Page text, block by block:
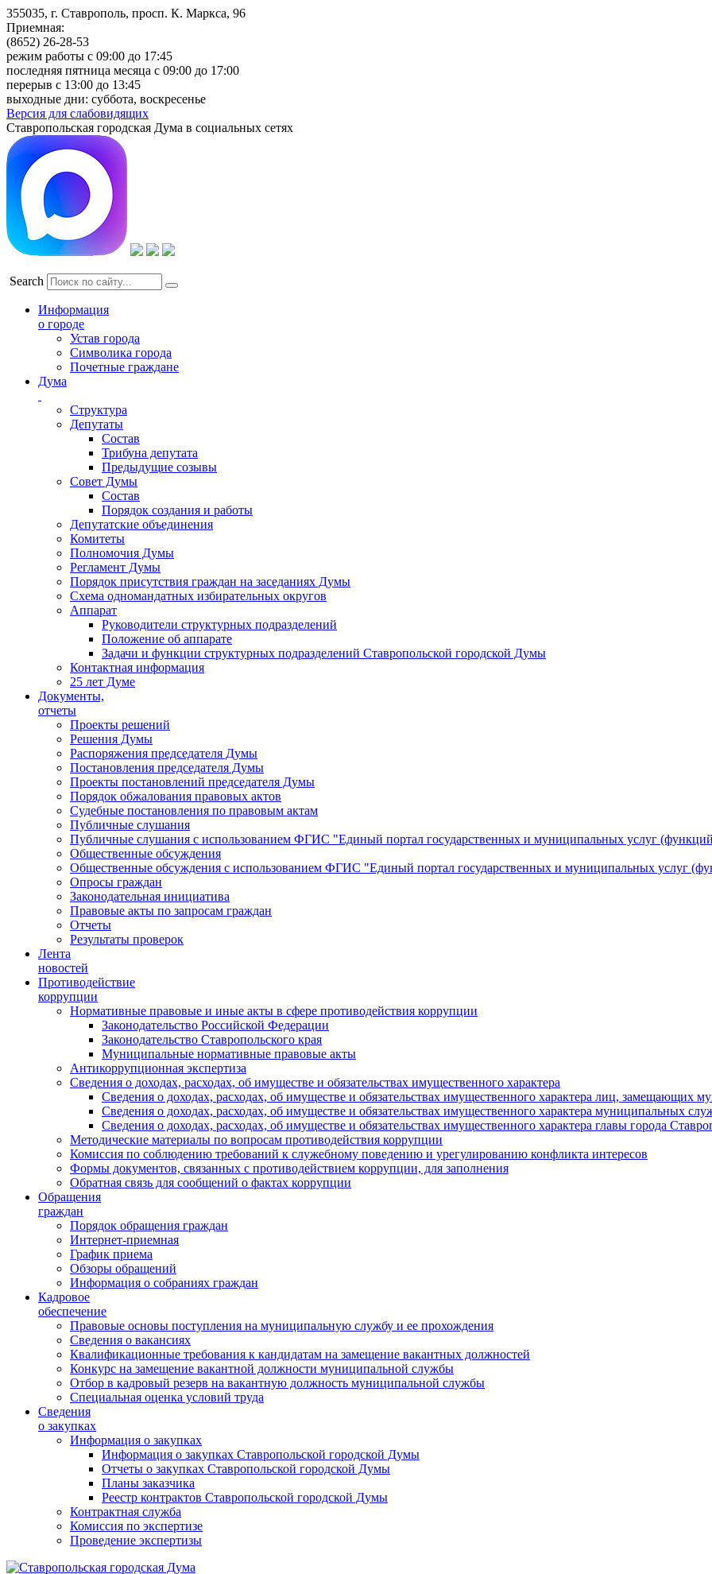
355035, г. Ставрополь, просп. К. Маркса, 96
Приемная:
(8652) 26-28-53
режим работы с 09:00 до 17:45
последняя пятница месяца с 09:00 до 17:00
перерыв с 13:00 до 13:45
выходные дни: суббота, воскресенье
Версия для слабовидящих
Ставропольская городская Дума в социальных сетях
Search
Информация
о городе
Устав города
Символика города
Почетные граждане
Дума
Структура
Депутаты
Состав
Трибуна депутата
Предыдущие созывы
Совет Думы
Состав
Порядок создания и работы
Депутатские объединения
Комитеты
Полномочия Думы
Регламент Думы
Порядок присутствия граждан на заседаниях Думы
Схема одномандатных избирательных округов
Аппарат
Руководители структурных подразделений
Положение об аппарате
Задачи и функции структурных подразделений Ставропольской городской Думы
Контактная информация
25 лет Думе
Документы,
отчеты
Проекты решений
Решения Думы
Распоряжения председателя Думы
Постановления председателя Думы
Проекты постановлений председателя Думы
Порядок обжалования правовых актов
Судебные постановления по правовым актам
Публичные слушания
Публичные слушания с использованием ФГИС "Единый портал государственных и муниципальных услуг
Общественные обсуждения
Общественные обсуждения с использованием ФГИС "Единый портал государственных и муниципальных услуг
Опросы граждан
Законодательная инициатива
Правовые акты по запросам граждан
Отчеты
Результаты проверок
Лента
новостей
Противодействие
коррупции
Нормативные правовые и иные акты в сфере противодействия коррупции
Законодательство Российской Федерации
Законодательство Ставропольского края
Муниципальные нормативные правовые акты
Антикоррупционная экспертиза
Сведения о доходах, расходах, об имуществе и обязательствах имущественного характера
Сведения о доходах, расходах, об имуществе и обязательствах имущественного характера лиц,
Сведения о доходах, расходах, об имуществе и обязательствах имущественного характера муниципальных
Сведения о доходах, расходах, об имуществе и обязательствах имущественного характера главы города
Методические материалы по вопросам противодействия коррупции
Комиссия по соблюдению требований к служебному поведению и урегулированию конфликта интересов
Формы документов, связанных с противодействием коррупции, для заполнения
Обратная связь для сообщений о фактах коррупции
Обращения
граждан
Порядок обращения граждан
Интернет-приемная
График приема
Обзоры обращений
Информация о собраниях граждан
Кадровое
обеспечение
Правовые основы поступления на муниципальную службу и ее прохождения
Сведения о вакансиях
Квалификационные требования к кандидатам на замещение вакантных должностей
Конкурс на замещение вакантной должности муниципальной службы
Отбор в кадровый резерв на вакантную должность муниципальной службы
Специальная оценка условий труда
Сведения
о закупках
Информация о закупках
Информация о закупках Ставропольской городской Думы
Отчеты о закупках Ставропольской городской Думы
Планы заказчика
Реестр контрактов Ставропольской городской Думы
Контрактная служба
Комиссия по экспертизе
Проведение экспертизы